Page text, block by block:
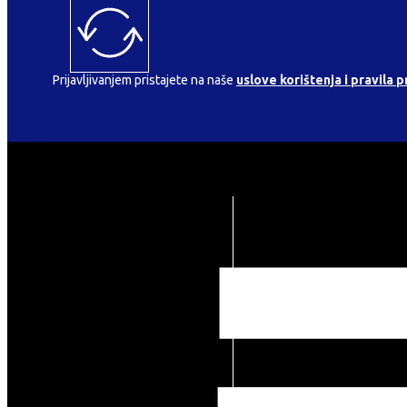
Prijavljivanjem pristajete na naše uslove korištenja i pravila